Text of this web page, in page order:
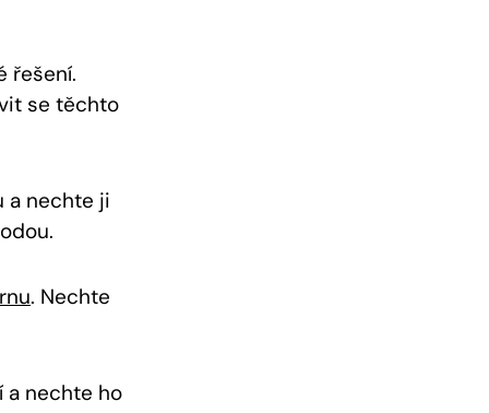
řešení.
se těchto
a nechte ji
. Nechte
a nechte ho